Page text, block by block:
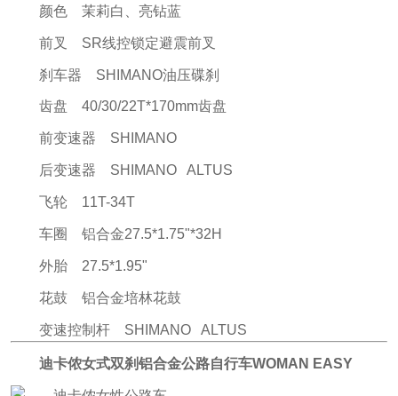
颜色 茉莉白、亮钻蓝
前叉 SR线控锁定避震前叉
刹车器 SHIMANO油压碟刹
齿盘 40/30/22T*170mm齿盘
前变速器 SHIMANO
后变速器 SHIMANO ALTUS
飞轮 11T-34T
车圈 铝合金27.5*1.75"*32H
外胎 27.5*1.95"
花鼓 铝合金培林花鼓
变速控制杆 SHIMANO ALTUS
迪卡侬女式双刹铝合金公路自行车WOMAN EASY